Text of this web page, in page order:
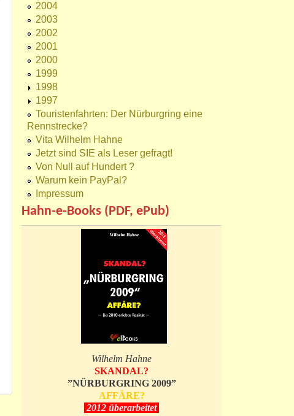
2004
2003
2002
2001
2000
1999
1998
1997
Touristenfahrten: Der Nürburgring eine
Rennstrecke?
Vita Wilhelm Hahne
Jetzt sind SIE als Leser gefragt!
Von Null auf Hundert ?
Warum kein PayPal?
Impressum
Hahn-e-Books (PDF, ePub)
Wilhelm Hahne
SKANDAL?
”NÜRBURGRING 2009”
AFFÄRE?
2012 überarbeitet